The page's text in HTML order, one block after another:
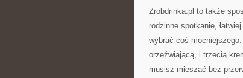
Zrobdrinka.pl to także
rodzinne spotkanie,
wybrać coś
orzeźwiającą, i trzecią
musisz mieszać bez